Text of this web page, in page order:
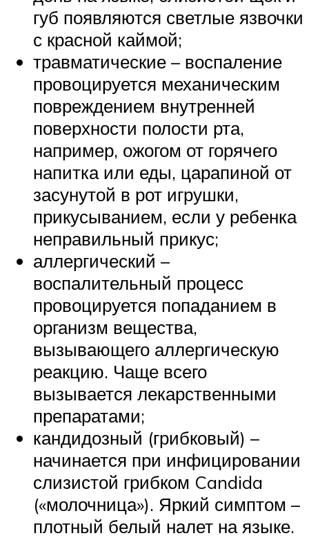
губ появляются светлые язвочки
с красной каймой;
травматические – воспаление
провоцируется механическим
повреждением внутренней
поверхности полости рта,
например, ожогом от горячего
напитка или еды, царапиной от
засунутой в рот игрушки,
прикусыванием, если у ребенка
неправильный прикус;
аллергический –
воспалительный процесс
провоцируется попаданием в
организм вещества,
вызывающего аллергическую
реакцию. Чаще всего
вызывается лекарственными
препаратами;
кандидозный (грибковый) –
начинается при инфицировании
слизистой грибком Candida
(«молочница»). Яркий симптом –
плотный белый налет на языке.